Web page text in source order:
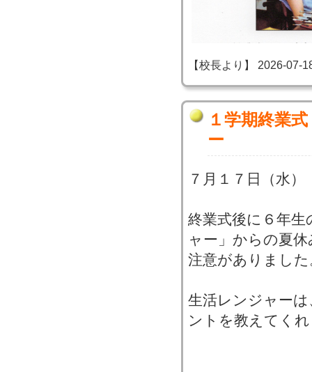
【校長より】 2026-07-
１学期終業
ー
７月１７日（水）
終業式後に６年
ャー」からの夏
注意がありました
生活レンジャー
ントを教えてく